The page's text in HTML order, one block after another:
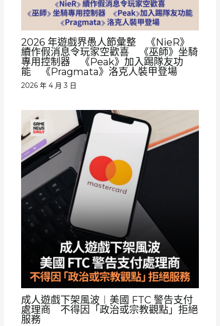
2026 年遊戲界愚人節彙整 《NieR》
續作假消息令玩家空歡喜 《巫師》坐騎
專用控制器 《Peak》加入踢隊友功
能 《Pragmata》洛克人裝甲登場
2026 年 4 月 3 日
成人遊戲下架風波︱美國 FTC 警告支付
處理商 不得因「政治或宗教觀點」拒絕
服務